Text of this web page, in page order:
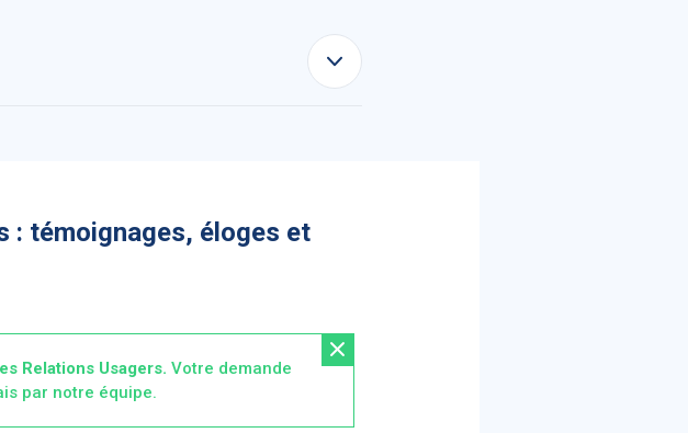
: témoignages, éloges et
Relations Usagers. Votre demande
par notre équipe.